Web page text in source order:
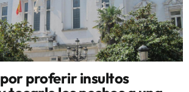
proferir insultos